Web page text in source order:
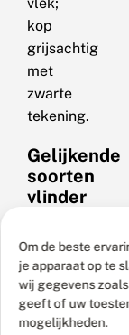
Om de beste
je apparaat op te
wij gegevens
geeft of uw
mogelijkheden.
vlek;
kop
grijsachtig
met
zwarte
tekening.
Gelijkende
soorten
vlinder
egale
stipspanner
(I.
straminata)